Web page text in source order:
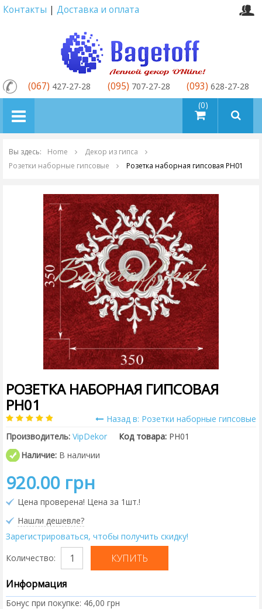
Контакты | Доставка и оплата
товаров (0)
(067) 427-27-28 (095) 707-27-28 (093) 628-27-28
Вы здесь: Home
Декор из гипса
Розетки наборные гипсовые
Розетка наборная гипсовая PH01
РОЗЕТКА НАБОРНАЯ ГИПСОВАЯ
PH01
Назад в: Розетки наборные гипсовые
Производитель: VipDekor Код товара: РН01
Наличие: В наличии
920.00 грн
Цена проверена! Цена за 1шт.!
Нашли дешевле?
Зарегистрироваться, чтобы получить скидку!
Количество:
Информация
Бонус при покупке: 46,00 грн